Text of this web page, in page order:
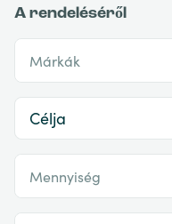
A rendeléséről
Márkák
Mennyiség